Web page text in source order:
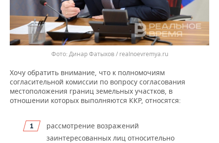
Динар Фатыхов / realnoevremya.ru
Хочу обратить внимание, что к полномочиям
согласительной комиссии по вопросу согласования
местоположения границ земельных участков, в
отношении которых выполняются ККР, относятся:
рассмотрение возражений
заинтересованных лиц относительно